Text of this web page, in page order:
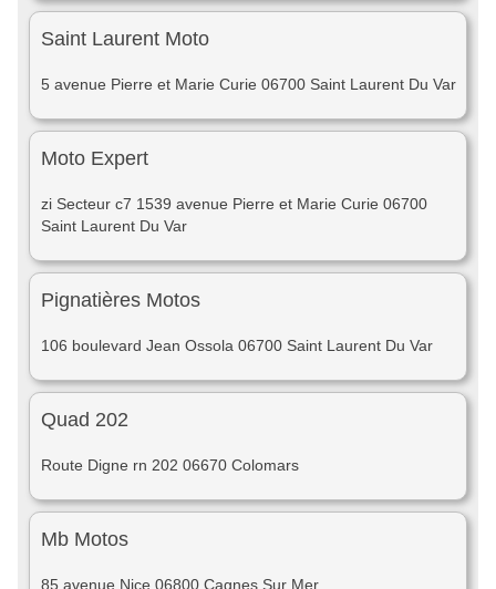
Saint Laurent Moto
5 avenue Pierre et Marie Curie 06700 Saint Laurent Du Var
Moto Expert
zi Secteur c7 1539 avenue Pierre et Marie Curie 06700
Saint Laurent Du Var
Pignatières Motos
106 boulevard Jean Ossola 06700 Saint Laurent Du Var
Quad 202
Route Digne rn 202 06670 Colomars
Mb Motos
85 avenue Nice 06800 Cagnes Sur Mer